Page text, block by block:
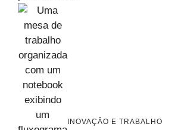
INOVAÇÃO E TRABALHO